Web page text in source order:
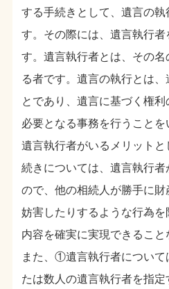
する手続きとして、遺言の執
す。その際には、遺言執行者
す。遺言執行者とは、その
る者です。遺言の執行とは
とであり、遺言に基づく権
必要となる事務を行うことを
遺言執行者がいるメリット
続きについては、遺言執行
ので、他の相続人が勝手に
妨害したりするような行為
内容を確実に実現できるこ
また、①遺言執行者について
たは数人の遺言執行者を指